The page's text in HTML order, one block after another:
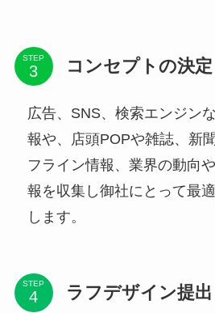
STEP コンセプトの決定
広告、SNS、検索エンジン
報や、店頭POPや雑誌、新
フライン情報、業界の動向
報を収集し御社にとって最
します。
STEP ラフデザイン提出